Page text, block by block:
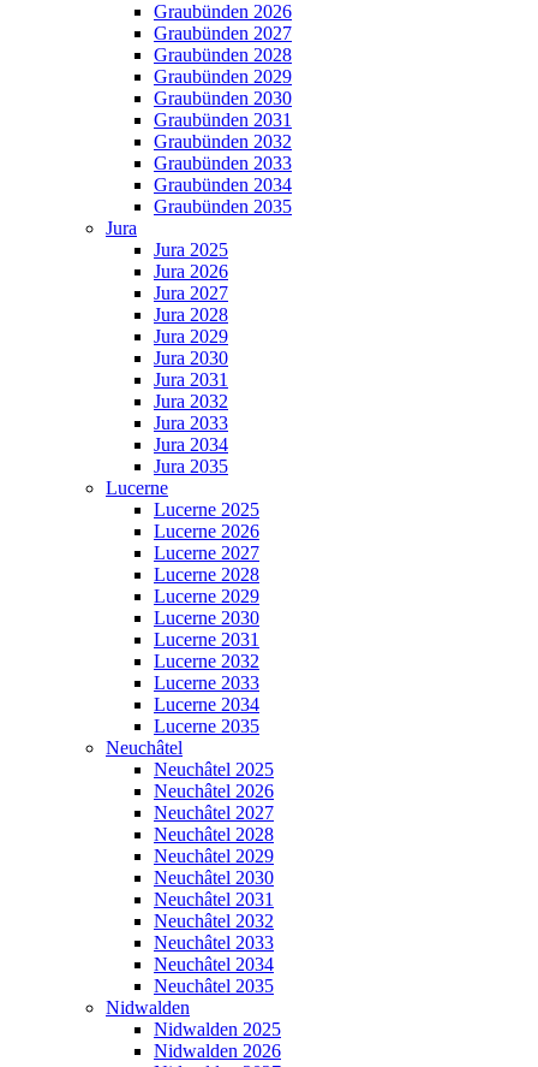
Graubünden 2026
Graubünden 2027
Graubünden 2028
Graubünden 2029
Graubünden 2030
Graubünden 2031
Graubünden 2032
Graubünden 2033
Graubünden 2034
Graubünden 2035
Jura
Jura 2025
Jura 2026
Jura 2027
Jura 2028
Jura 2029
Jura 2030
Jura 2031
Jura 2032
Jura 2033
Jura 2034
Jura 2035
Lucerne
Lucerne 2025
Lucerne 2026
Lucerne 2027
Lucerne 2028
Lucerne 2029
Lucerne 2030
Lucerne 2031
Lucerne 2032
Lucerne 2033
Lucerne 2034
Lucerne 2035
Neuchâtel
Neuchâtel 2025
Neuchâtel 2026
Neuchâtel 2027
Neuchâtel 2028
Neuchâtel 2029
Neuchâtel 2030
Neuchâtel 2031
Neuchâtel 2032
Neuchâtel 2033
Neuchâtel 2034
Neuchâtel 2035
Nidwalden
Nidwalden 2025
Nidwalden 2026